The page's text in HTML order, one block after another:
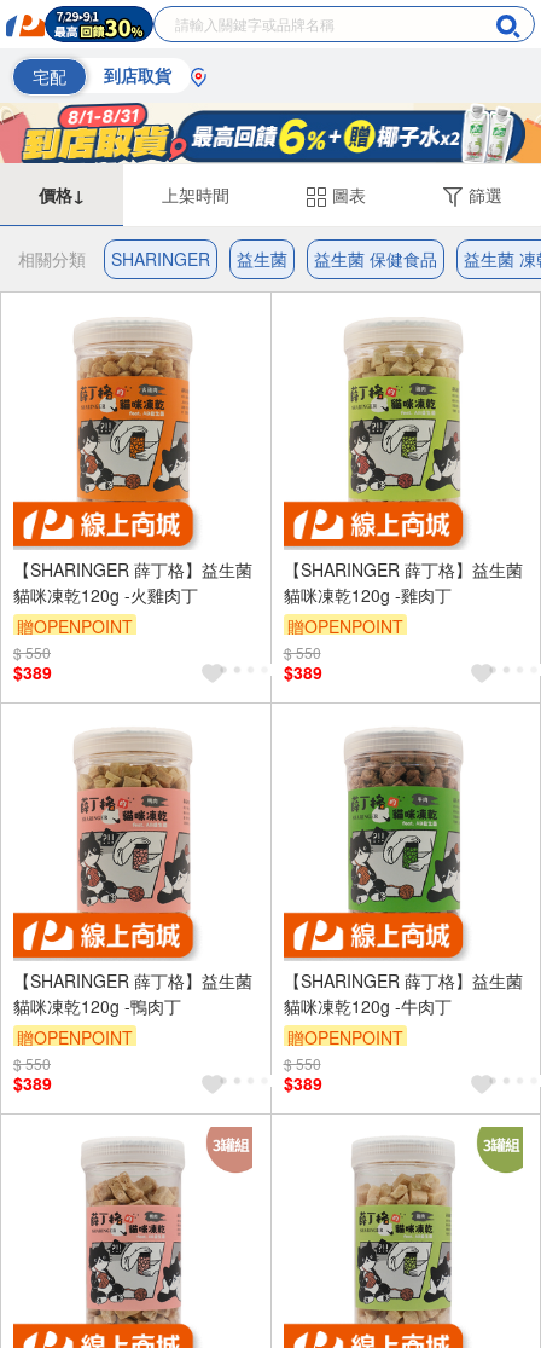
宅配 到店取貨
價格↓ 上架時間 圖表 篩選
相關分類 SHARINGER 益生菌 益生菌 保健食品 益生菌 凍
【SHARINGER 薛丁格】益生菌
貓咪凍乾120g -火雞肉丁
贈OPENPOINT
訂單滿999享95折
$ 550
$389
【SHARINGER 薛丁格】益生菌
貓咪凍乾120g -雞肉丁
贈OPENPOINT
訂單滿999享95折
$ 550
$389
【SHARINGER 薛丁格】益生菌
貓咪凍乾120g -鴨肉丁
贈OPENPOINT
訂單滿999享95折
$ 550
$389
【SHARINGER 薛丁格】益生菌
貓咪凍乾120g -牛肉丁
贈OPENPOINT
訂單滿999享95折
$ 550
$389